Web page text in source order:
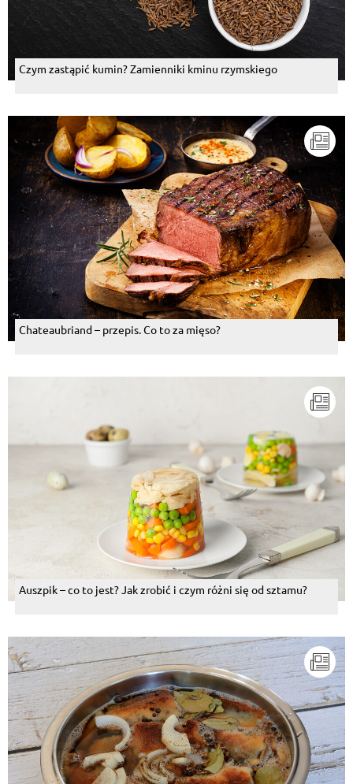
Czym zastąpić kumin? Zamienniki kminu rzymskiego
Chateaubriand – przepis. Co to za mięso?
Auszpik – co to jest? Jak zrobić i czym różni się od sztamu?